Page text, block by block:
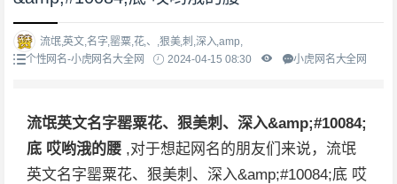
流氓,英文,名字,罂粟,花,、,狠美,刺,深入,amp,
个性网名-小虎网名大全网
2024-04-15 08:30 小虎网名大全网
流氓英文名字罂粟花、狠美刺、深入&amp;#10084;
底 哎哟涐的腰 ,对于想起网名的朋友们来说，流氓
英文名字罂粟花、狠美刺、深入&amp;#10084;底 哎